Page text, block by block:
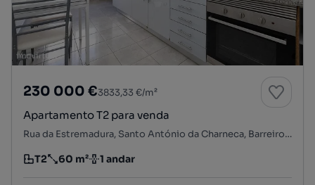
230 000 €3833,33 €/m²
Apartamento T2 para venda
Rua da Estremadura, Santo António da Charneca, Barreiro, Setúbal
Tipologia
T2
Preço por metro quadrado
60 m²
Andar 1 andar